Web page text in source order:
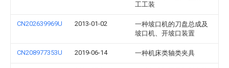
工工装
CN202639969U 2013-01-02
一种坡口机的刀盘总成及
坡口机、开坡口装置
CN208977353U 2019-06-14 一种机床类轴类夹具